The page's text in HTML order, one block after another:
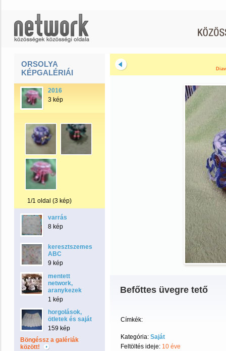
ORSOLYA
KÉPGALÉRIÁI
2016
3 kép
1/1 oldal (3 kép)
varrás
8 kép
keresztszemes
ABC
9 kép
mentett
network,
aranykezek
1 kép
horgolások,
ötletek és saját
159 kép
Böngéssz a galériák
között!
Befőttes üvegre tető
Címkék:
Kategória: Saját
Feltöltés ideje: 10 éve